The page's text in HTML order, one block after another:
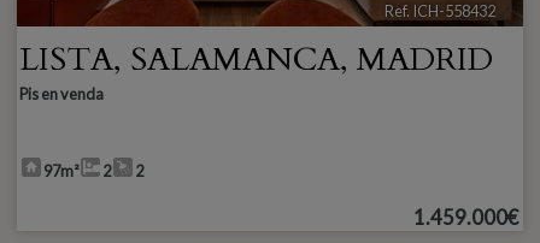
Ref. ICH-558432 🔗
LISTA, SALAMANCA, MADRID
Pis en venda
97m² 2 2
1.459.000€